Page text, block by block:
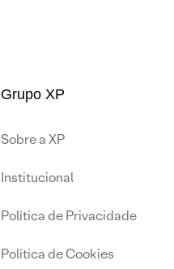
Grupo XP
Sobre a XP
Institucional
Política de Privacidade
Política de Cookies